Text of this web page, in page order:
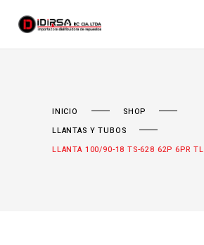
INICIO
SHOP
LLANTAS Y TUBOS
LLANTA 100/90-18 TS-628 62P 6PR TL